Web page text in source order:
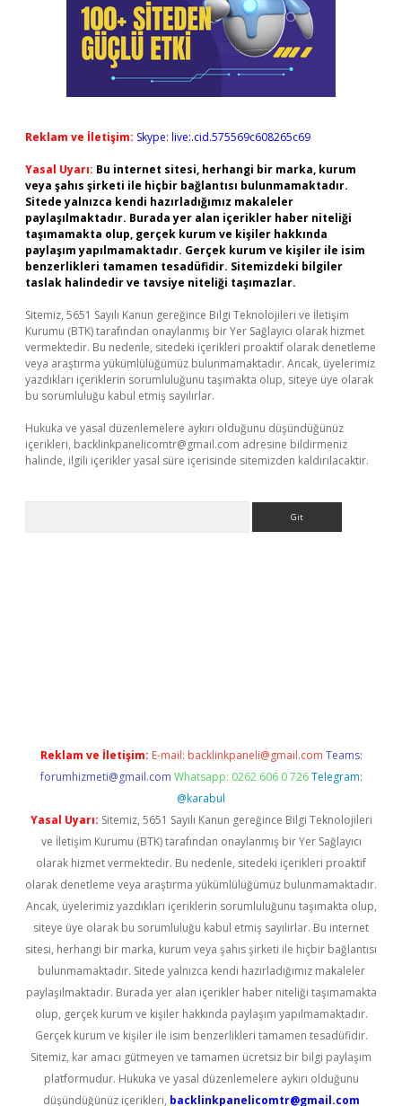
Reklam ve İletişim: Skype: live:.cid.575569c608265c69
Yasal Uyarı: Bu internet sitesi, herhangi bir marka, kurum
veya şahıs şirketi ile hiçbir bağlantısı bulunmamaktadır.
Sitede yalnızca kendi hazırladığımız makaleler
paylaşılmaktadır. Burada yer alan içerikler haber niteliği
taşımamakta olup, gerçek kurum ve kişiler hakkında
paylaşım yapılmamaktadır. Gerçek kurum ve kişiler ile isim
benzerlikleri tamamen tesadüfidir. Sitemizdeki bilgiler
taslak halindedir ve tavsiye niteliği taşımazlar.
Sitemiz, 5651 Sayılı Kanun gereğince Bilgi Teknolojileri ve İletişim
Kurumu (BTK) tarafından onaylanmış bir Yer Sağlayıcı olarak hizmet
vermektedir. Bu nedenle, sitedeki içerikleri proaktif olarak denetleme
veya araştırma yükümlülüğümüz bulunmamaktadır. Ancak, üyelerimiz
yazdıkları içeriklerin sorumluluğunu taşımakta olup, siteye üye olarak
bu sorumluluğu kabul etmiş sayılırlar.
Hukuka ve yasal düzenlemelere aykırı olduğunu düşündüğünüz
içerikleri, backlinkpanelicomtr@gmail.com adresine bildirmeniz
halinde, ilgili içerikler yasal süre içerisinde sitemizden kaldırılacaktır.
Reklam ve İletişim: E-mail: backlinkpaneli@gmail.com Teams:
forumhizmeti@gmail.com Whatsapp: 0262 606 0 726 Telegram:
@karabul
Yasal Uyarı: Sitemiz, 5651 Sayılı Kanun gereğince Bilgi Teknolojileri
ve İletişim Kurumu (BTK) tarafından onaylanmış bir Yer Sağlayıcı
olarak hizmet vermektedir. Bu nedenle, sitedeki içerikleri proaktif
olarak denetleme veya araştırma yükümlülüğümüz bulunmamaktadır.
Ancak, üyelerimiz yazdıkları içeriklerin sorumluluğunu taşımakta olup,
siteye üye olarak bu sorumluluğu kabul etmiş sayılırlar. Bu internet
sitesi, herhangi bir marka, kurum veya şahıs şirketi ile hiçbir bağlantısı
bulunmamaktadır. Sitede yalnızca kendi hazırladığımız makaleler
paylaşılmaktadır. Burada yer alan içerikler haber niteliği taşımamakta
olup, gerçek kurum ve kişiler hakkında paylaşım yapılmamaktadır.
Gerçek kurum ve kişiler ile isim benzerlikleri tamamen tesadüfidir.
Sitemiz, kar amacı gütmeyen ve tamamen ücretsiz bir bilgi paylaşım
platformudur. Hukuka ve yasal düzenlemelere aykırı olduğunu
düşündüğünüz içerikleri, backlinkpanelicomtr@gmail.com